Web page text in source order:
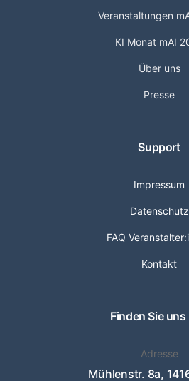
Veranstaltungen
KI Monat mAI
Über uns
Presse
Support
Impressum
Datenschutz
FAQ
Kontakt
Finden Sie uns
Adresse
Mühlenstr. 8a,